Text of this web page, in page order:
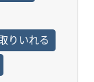
りいれる